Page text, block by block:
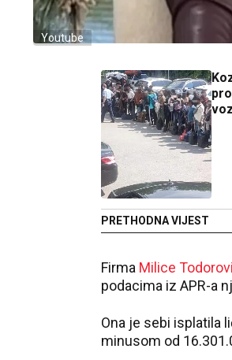
Youtube
PRETHODNA VIJEST
Firma Milice
podacima iz APR-a
Ona je sebi isplatila
minusom od